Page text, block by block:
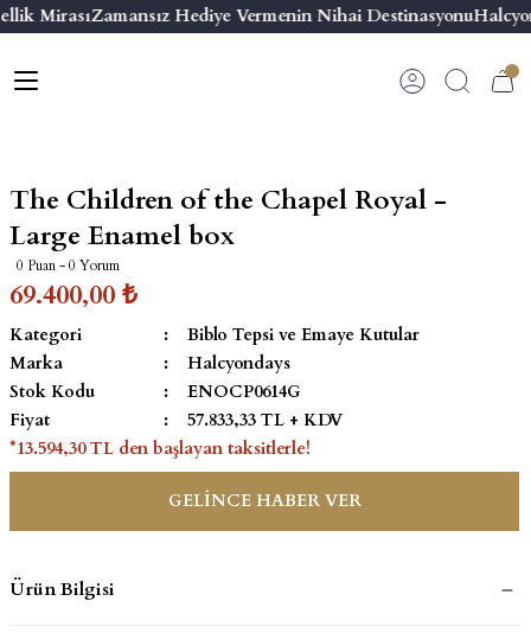
MirasıZamansız Hediye Vermenin Nihai Destinasyonu
Geri Dön
Geri Dön
Mum
Geri Dön
Menteşeli Bilezik
Yivli Kabaşon Bilezik
Geri Dön
Seriler
Elephant
The Children of the Chapel Royal -
Large Enamel box
0 Puan - 0 Yorum
69.400,00 ₺
Kategori
Biblo Tepsi ve Emaye Kutular
Marka
Halcyondays
Stok Kodu
ENOCP0614G
Fiyat
57.833,33 TL + KDV
*13.594,30 TL den başlayan taksitlerle!
GELİNCE HABER VER
Ürün Bilgisi